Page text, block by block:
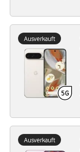
Ausverkauft
Ausverkauft